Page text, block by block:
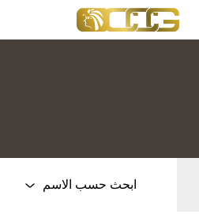
ابحث حسب الاسم